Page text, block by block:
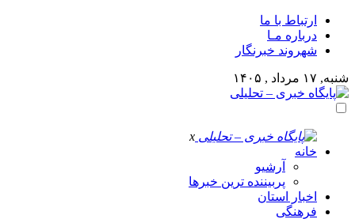
ارتباط با ما
درباره مـا
شهروند خبرنگار
شنبه, ۱۷ مرداد , ۱۴۰۵
x
خانه
آرشیو
پربیننده ترین خبرها
اخبار استان
فرهنگی